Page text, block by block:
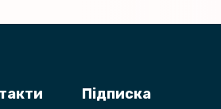
Підписка